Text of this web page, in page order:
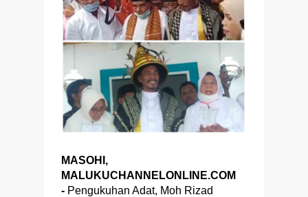
MASOHI,
MALUKUCHANNELONLINE.COM
- Pengukuhan Adat, Moh Rizad